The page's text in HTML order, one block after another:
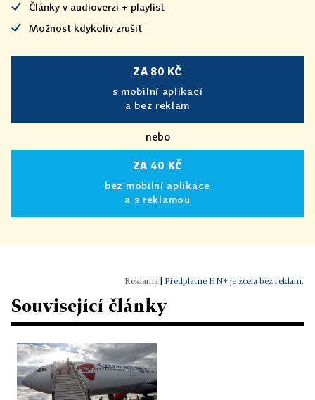
Články v audioverzi + playlist
Možnost kdykoliv zrušit
ZA 80 KČ
s mobilní aplikací
a bez reklam
nebo
ZA 40 KČ
bez mobilní aplikace
a s reklamou
Předplatné HN+ je zcela bez reklam.
Související články